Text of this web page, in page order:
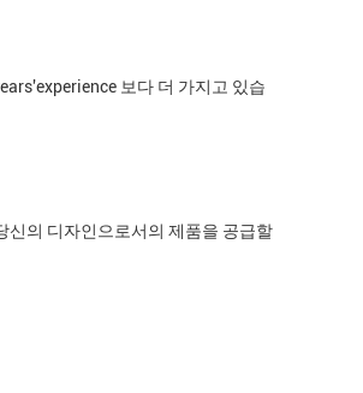
보다 더 가지고 있습
신의 디자인으로서의 제품을 공급할